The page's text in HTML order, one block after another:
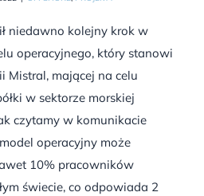
niedawno kolejny krok w
operacyjnego, który stanowi
Mistral, mającej na celu
w sektorze morskiej
czytamy w komunikacie
operacyjny może
10% pracowników
świecie, co odpowiada 2